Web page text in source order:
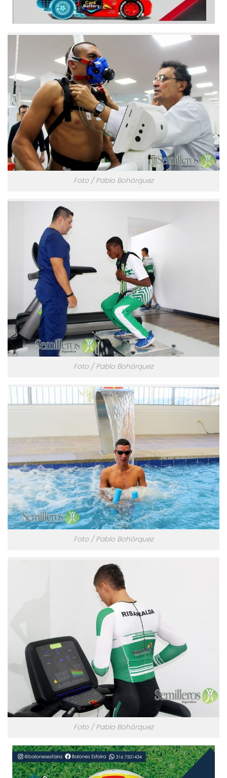
Foto / Pablo Bohórquez
Foto / Pablo Bohórquez
Foto / Pablo Bohórquez
Foto / Pablo Bohórquez